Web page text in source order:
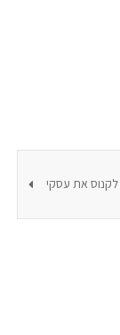
את עסקי